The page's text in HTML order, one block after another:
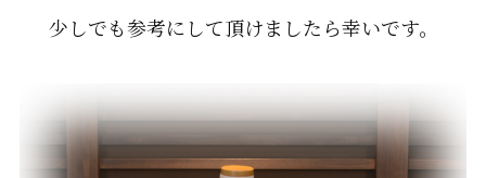
少しでも参考にして頂けましたら幸いです。